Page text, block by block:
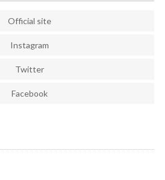
Official site
Instagram
Twitter
Facebook